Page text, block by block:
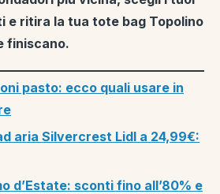
e ritira la tua tote bag Topolino
finiscano.
pasto: ecco quali usare in
aria Silvercrest Lidl a 24,99€:
d’Estate: sconti fino all’80% e